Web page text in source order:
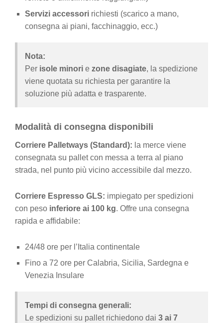
Servizi accessori richiesti (scarico a mano,
consegna ai piani, facchinaggio, ecc.)
Nota:
Per isole minori e zone disagiate, la spedizione
viene quotata su richiesta per garantire la
soluzione più adatta e trasparente.
Modalità di consegna disponibili
Corriere Palletways (Standard): la merce viene
consegnata su pallet con messa a terra al piano
strada, nel punto più vicino accessibile dal mezzo.
Corriere Espresso GLS: impiegato per spedizioni
con peso inferiore ai 100 kg. Offre una consegna
rapida e affidabile:
24/48 ore per l’Italia continentale
Fino a 72 ore per Calabria, Sicilia, Sardegna e
Venezia Insulare
Tempi di consegna generali:
Le spedizioni su pallet richiedono dai 3 ai 7